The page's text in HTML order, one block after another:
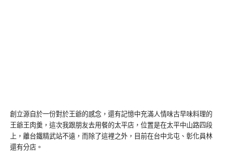
創立源自於一份對於王爺的感念，還有記憶中充滿人情味古早味料理的
王爺王肉羹，這次我跟朋友去用餐的太平店，位置是在太平中山路四段
上，離台鐵精武站不遠，而除了這裡之外，目前在台中北屯、彰化員林
還有分店。